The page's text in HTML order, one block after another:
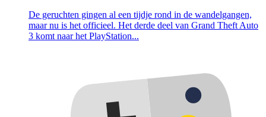
De geruchten gingen al een tijdje rond in de wandelgangen,
maar nu is het officieel. Het derde deel van Grand Theft Auto
3 komt naar het PlayStation...